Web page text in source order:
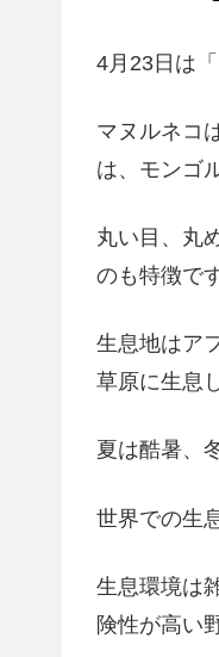
4月23日は「
マヌルネコ
は、モンゴ
丸い目、丸
のも特徴です
生息地はア
草原に生息
夏は酷暑、
世界での生
生息環境は
険性が高い